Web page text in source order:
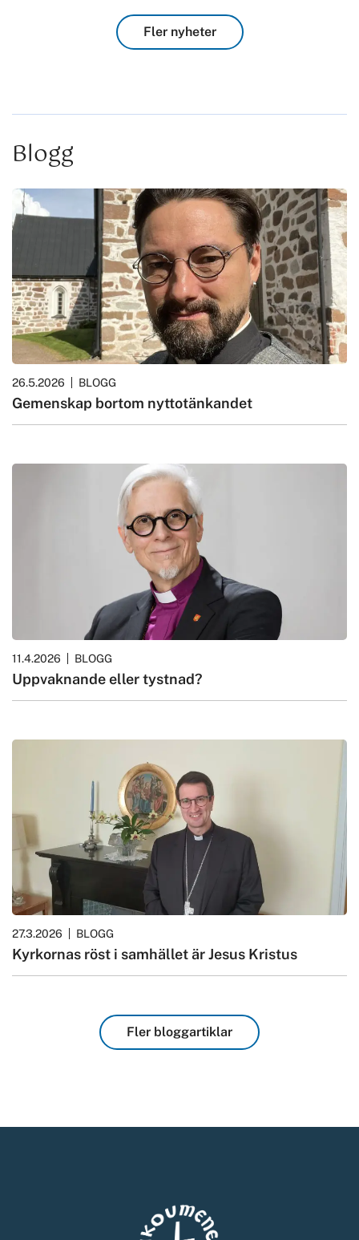
Fler nyheter
Blogg
26.5.2026 BLOGG
Gemenskap bortom nyttotänkandet
11.4.2026 BLOGG
Uppvaknande eller tystnad?
27.3.2026 BLOGG
Kyrkornas röst i samhället är Jesus Kristus
Fler bloggartiklar